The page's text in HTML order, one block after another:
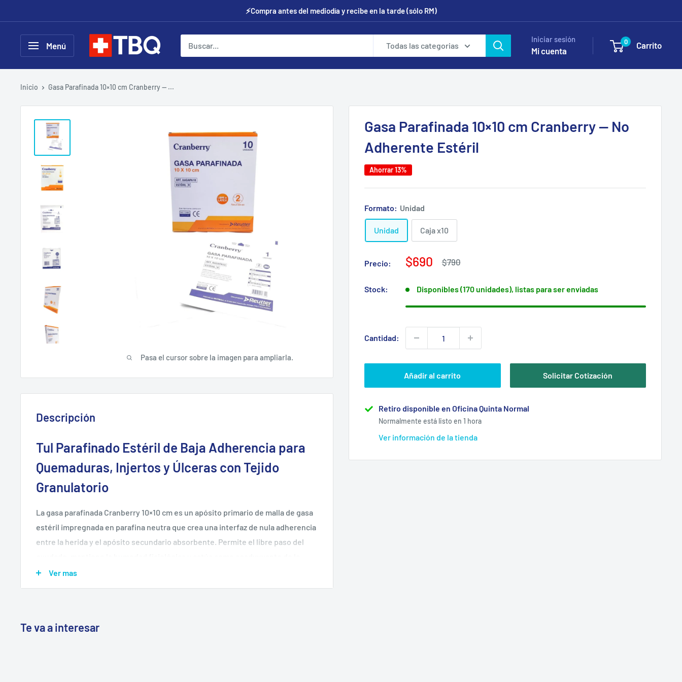
directamente
contenido
⚡Compra antes del mediodía y recibe en la tarde (sólo RM)
Menú tubotiquin.cl Todas las categorias
Iniciar sesión
Mi cuenta
0 Carrito
Inicio Gasa Parafinada 10×10 cm Cranberry — ...
Pasa el cursor sobre la imagen para ampliarla.
Gasa Parafinada 10×10 cm Cranberry — No
Adherente Estéril
Ahorrar 13%
Formato: Unidad
Unidad Caja x10
Precio:
Precio
venta
$690
Precio
$790
Stock: Disponibles (170 unidades), listas para ser enviadas
Cantidad:
Añadir al carrito Solicitar Cotización
Retiro disponible en Oficina Quinta Normal
Normalmente está listo en 1 hora
Ver información de la tienda
Descripción
Tul Parafinado Estéril de Baja Adherencia para
Quemaduras, Injertos y Úlceras con Tejido
Granulatorio
La gasa parafinada Cranberry 10×10 cm es un apósito primario de malla de gasa
estéril impregnada en parafina neutra que crea una interfaz de nula adherencia
entre la herida y el apósito secundario absorbente. Permite el libre paso del
angiogénesis —formación de nuevo tejido— favoreciendo la cicatrización sin
lecho; retiro indoloro sin arrancar tejido granulante
Ver mas
Te va a interesar